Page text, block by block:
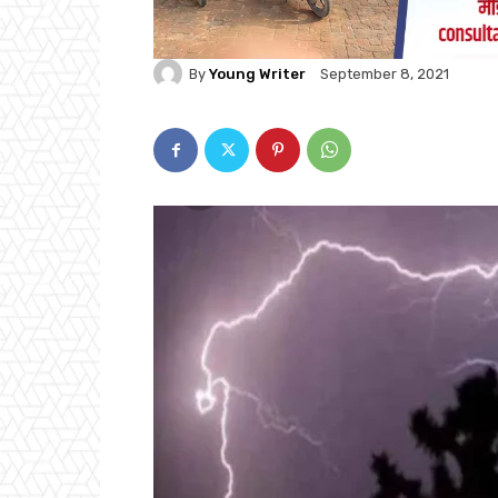
By Young Writer September 8, 2021